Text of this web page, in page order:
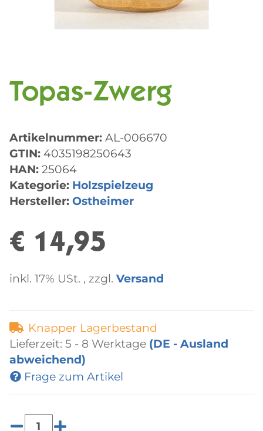
Topas-Zwerg
Artikelnummer: AL-006670
GTIN: 4035198250643
HAN: 25064
Kategorie: Holzspielzeug
Hersteller: Ostheimer
€ 14,95
inkl. 17% USt. , zzgl. Versand
Knapper Lagerbestand
Lieferzeit: 5 - 8 Werktage (DE - Ausland
abweichend)
Frage zum Artikel